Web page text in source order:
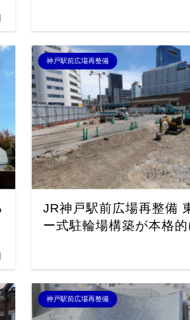
神戸駅前広場再整備
JR神戸駅前広場再整備
ー式駐輪場構築が本格的
神戸駅前広場再整備